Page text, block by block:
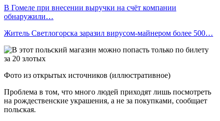
В Гомеле при внесении выручки на счёт компании
обнаружили…
Житель Светлогорска заразил вирусом-майнером более 500…
Фото из открытых источников (иллюстративное)
Проблема в том, что много людей приходят лишь посмотреть
на рождественские украшения, а не за покупками, сообщает
польская.